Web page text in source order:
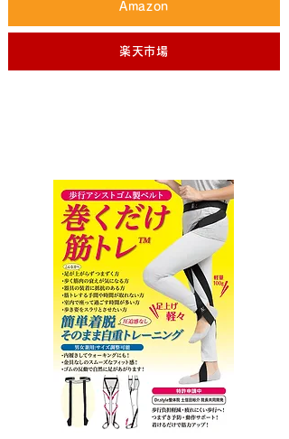
Amazon
楽天市場